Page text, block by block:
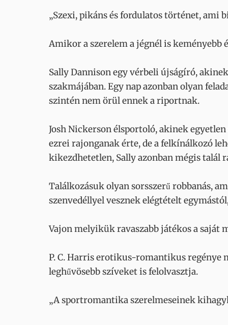
„Szexi, pikáns és fordulatos történet,
Amikor a szerelem a jégnél is keményebb
Sally Dannison egy vérbeli újságíró,
szakmájában. Egy nap azonban olyan
szintén nem örül ennek a riportnak.
Josh Nickerson élsportoló, akinek
ezrei rajonganak érte, de a felkínálkozó
kikezdhetetlen, Sally azonban mégis talál
Találkozásuk olyan sorsszerű robbanás,
szenvedéllyel vesznek elégtételt
Vajon melyikük ravaszabb játékos a saját
P. C. Harris erotikus-romantikus regénye
leghűvösebb szíveket is felolvasztja.
„A sportromantika szerelmeseinek